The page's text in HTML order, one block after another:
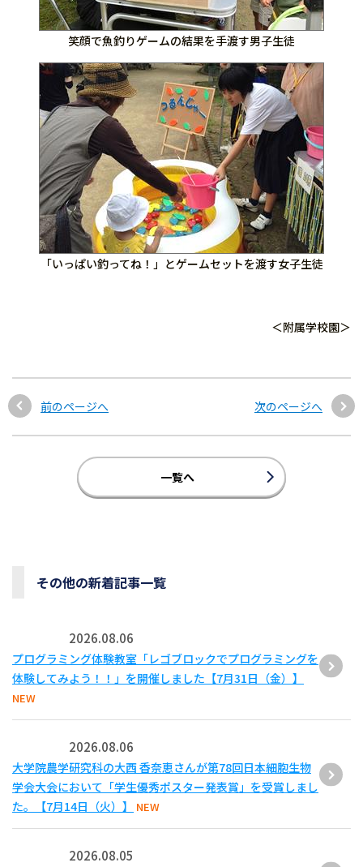
笑顔で魚釣りゲームの結果を手渡す男子生徒
「いっぱい釣ってね！」とゲームセットを渡す女子生徒
＜附属学校園＞
前のページへ 次のページへ
一覧へ
その他の新着記事一覧
2026.08.06
プログラミング体験教室「レゴブロックでプログラミングを
体験してみよう！！」を開催しました【7月31日（金）】
NEW
2026.08.06
大学院農学研究科の大西 香奈恵さんが第78回日本細胞生物
学会大会において「学生優秀ポスター発表賞」を受賞しまし
た。【7月14日（火）】
NEW
2026.08.05